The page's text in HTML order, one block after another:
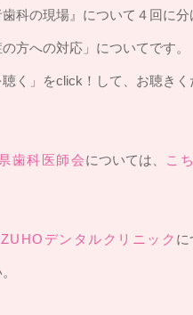
科の現場』について４回に分
方への対応」についてです。
く」をclick！して、お聴きく
歯科医師会については、 こ
デンタルクリニック に